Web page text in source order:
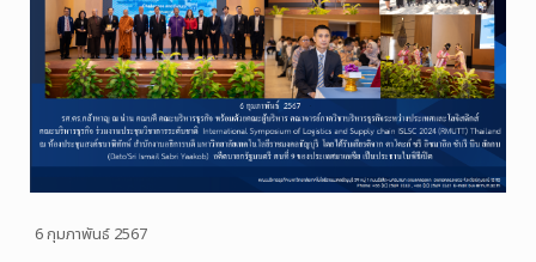
6 กุมภาพันธ์ 2567